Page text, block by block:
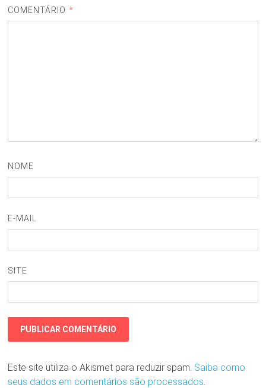
COMENTÁRIO *
NOME
E-MAIL
SITE
Este site utiliza o Akismet para reduzir spam. Saiba como
seus dados em comentários são processados